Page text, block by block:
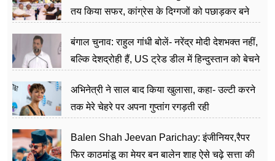
तय किया सफर, कांग्रेस के दिग्गजों को पछाड़कर बने
बंगाल चुनाव: राहुल गांधी बोलें- नरेंद्र मोदी देशभक्त नहीं,
बल्कि देशद्रोही हैं, US ट्रेड डील में हिन्दुस्तान को बेचने
अभिनेत्री ने साल बाद किया खुलासा, कहा- उल्टी करने
तक मेरे चेहरे पर अपना गुप्तांग रगड़ती रही
Balen Shah Jeevan Parichay: इंजीनियर,रैपर
फिर काठमांडू का मेयर बन बालेन शाह ऐसे चढ़े सत्ता की